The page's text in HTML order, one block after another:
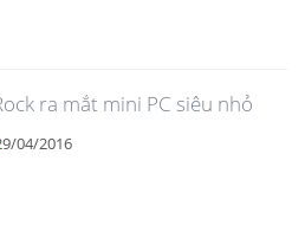
ra mắt mini PC siêu nhỏ
04/2016